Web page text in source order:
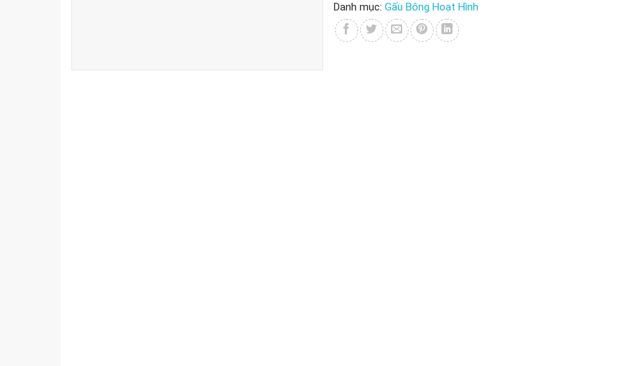
Danh mục: Gấu Bông Hoạt Hình